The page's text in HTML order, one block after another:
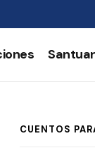
CUENTOS